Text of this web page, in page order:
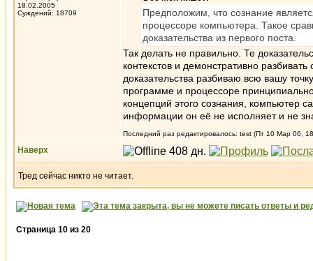
18.02.2005
Суждений: 18709
Предположим, что сознание
процессоре компьютера. Такое
доказательства из первого поста.
Так делать не правильно. Те
контекстов и демонстративно
доказательства разбиваю всю вашу
программе и процессоре
концепций этого сознания, компьютер
информации он её не исполняет и не
Последний раз редактировалось: test (Пт 10 Мар 06,
Наверх
Тред сейчас никто не читает.
Страница 10 из 20